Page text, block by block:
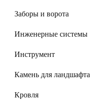
Заборы и ворота
Инженерные системы
Инструмент
Камень для ландшафта
Кровля